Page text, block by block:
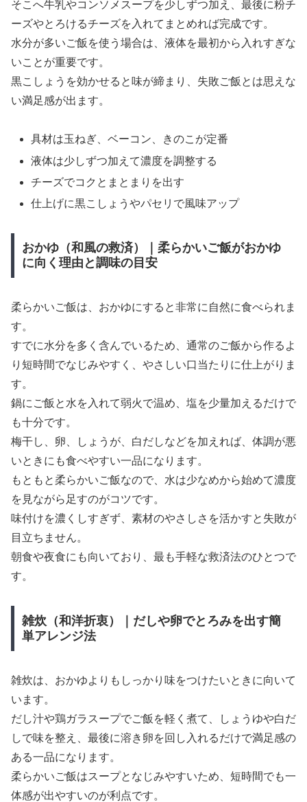
そこへ牛乳やコンソメスープを少しずつ加え、最後に粉チ
ーズやとろけるチーズを入れてまとめれば完成です。
水分が多いご飯を使う場合は、液体を最初から入れすぎな
いことが重要です。
黒こしょうを効かせると味が締まり、失敗ご飯とは思えな
い満足感が出ます。
具材は玉ねぎ、ベーコン、きのこが定番
液体は少しずつ加えて濃度を調整する
チーズでコクとまとまりを出す
仕上げに黒こしょうやパセリで風味アップ
おかゆ（和風の救済）｜柔らかいご飯がおかゆ
に向く理由と調味の目安
柔らかいご飯は、おかゆにすると非常に自然に食べられま
す。
すでに水分を多く含んでいるため、通常のご飯から作るよ
り短時間でなじみやすく、やさしい口当たりに仕上がりま
す。
鍋にご飯と水を入れて弱火で温め、塩を少量加えるだけで
も十分です。
梅干し、卵、しょうが、白だしなどを加えれば、体調が悪
いときにも食べやすい一品になります。
もともと柔らかいご飯なので、水は少なめから始めて濃度
を見ながら足すのがコツです。
味付けを濃くしすぎず、素材のやさしさを活かすと失敗が
目立ちません。
朝食や夜食にも向いており、最も手軽な救済法のひとつで
す。
雑炊（和洋折衷）｜だしや卵でとろみを出す簡
単アレンジ法
雑炊は、おかゆよりもしっかり味をつけたいときに向いて
います。
だし汁や鶏ガラスープでご飯を軽く煮て、しょうゆや白だ
しで味を整え、最後に溶き卵を回し入れるだけで満足感の
ある一品になります。
柔らかいご飯はスープとなじみやすいため、短時間でも一
体感が出やすいのが利点です。